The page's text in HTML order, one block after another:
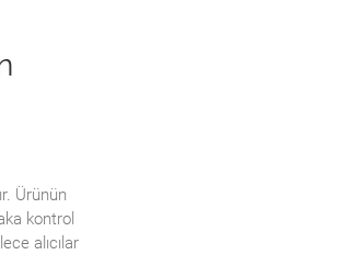
Ürünün
kontrol
alıcılar